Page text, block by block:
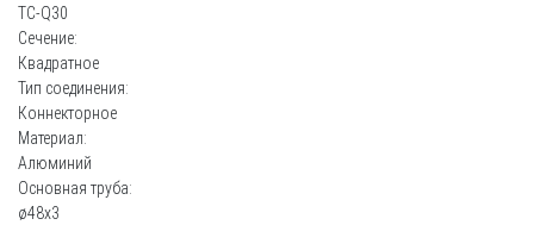
TC-Q30
Сечение:
Квадратное
Тип соединения:
Коннекторное
Материал:
Алюминий
Основная труба:
ø48х3